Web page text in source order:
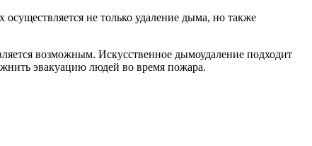
не только удаление дыма, но также
возможным. Искусственное дымоудаление подходит
эвакуацию людей во время пожара.